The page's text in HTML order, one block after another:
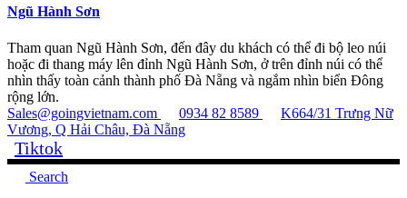
Ngũ Hành Sơn
Tham quan Ngũ Hành Sơn, đến đây du khách có thể đi bộ leo núi
hoặc đi thang máy lên đỉnh Ngũ Hành Sơn, ở trên đỉnh núi có thể
nhìn thấy toàn cảnh thành phố Đà Nẵng và ngắm nhìn biển Đông
rộng lớn.
Sales@goingvietnam.com
0934 82 8589
K664/31 Trưng Nữ
Vương, Q Hải Châu, Đà Nẵng
Tiktok
Search